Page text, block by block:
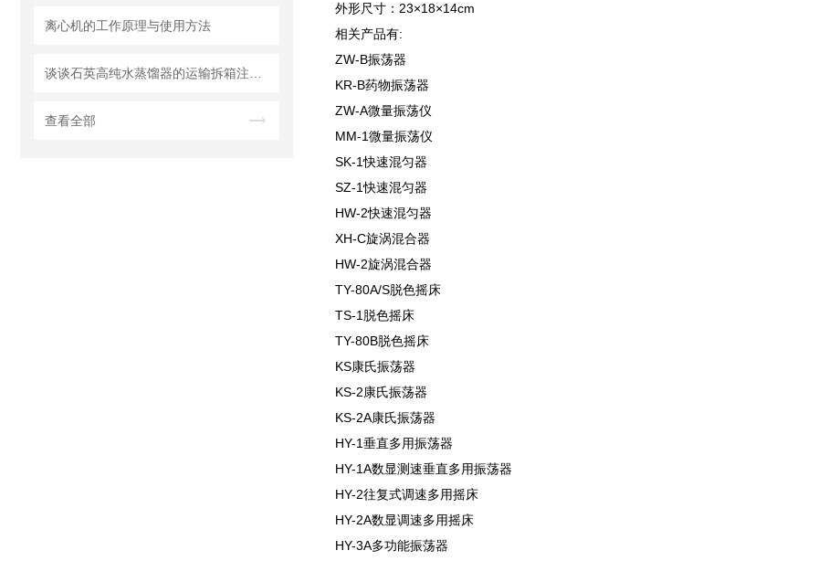
离心机的工作原理与使用方法
查看全部
外形尺寸：23×18×14cm
相关产品有:
ZW-B振荡器
KR-B药物振荡器
ZW-A微量振荡仪
MM-1微量振荡仪
SK-1快速混匀器
SZ-1快速混匀器
HW-2快速混匀器
XH-C旋涡混合器
HW-2旋涡混合器
TY-80A/S脱色摇床
TS-1脱色摇床
TY-80B脱色摇床
KS康氏振荡器
KS-2康氏振荡器
KS-2A康氏振荡器
HY-1垂直多用振荡器
HY-1A数显测速垂直多用振荡器
HY-2往复式调速多用摇床
HY-2A数显调速多用摇床
HY-3A多功能振荡器